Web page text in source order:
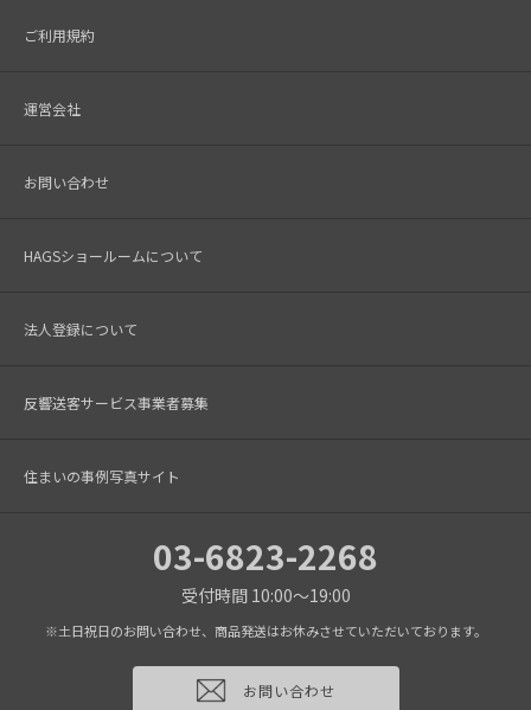
ご利用規約
運営会社
お問い合わせ
HAGSショールームについて
法人登録について
反響送客サービス事業者募集
住まいの事例写真サイト
03-6823-2268
受付時間 10:00～19:00
※土日祝日のお問い合わせ、商品発送はお休みさせていただいております。
お問い合わせ